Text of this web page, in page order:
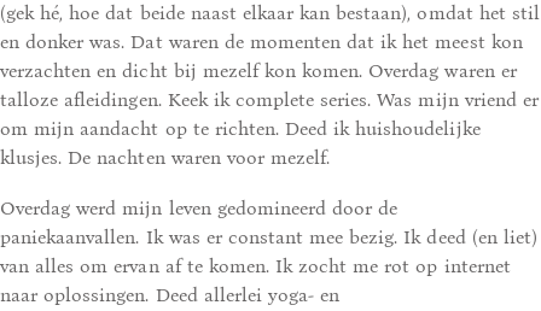
(gek hé, hoe dat beide naast elkaar kan bestaan), omdat het stil
en donker was. Dat waren de momenten dat ik het meest kon
verzachten en dicht bij mezelf kon komen. Overdag waren er
talloze afleidingen. Keek ik complete series. Was mijn vriend er
om mijn aandacht op te richten. Deed ik huishoudelijke
klusjes. De nachten waren voor mezelf.
Overdag werd mijn leven gedomineerd door de
paniekaanvallen. Ik was er constant mee bezig. Ik deed (en liet)
van alles om ervan af te komen. Ik zocht me rot op internet
naar oplossingen. Deed allerlei yoga- en